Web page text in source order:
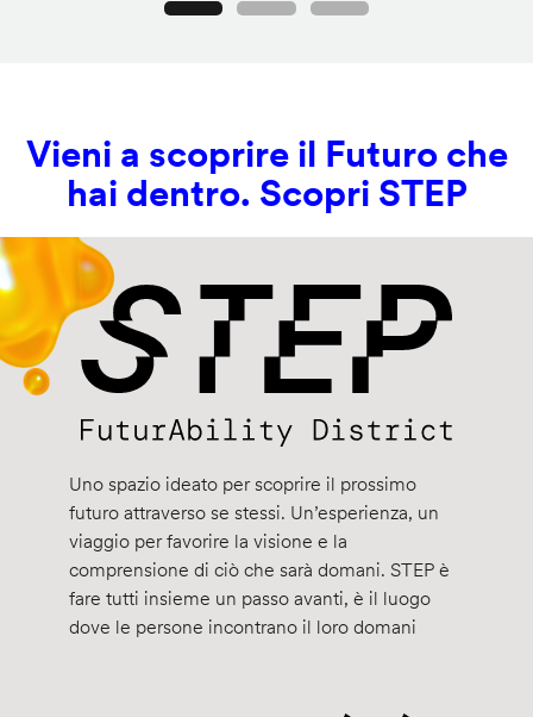
Vieni a scoprire il Futuro che
hai dentro. Scopri STEP
Uno spazio ideato per scoprire il prossimo
futuro attraverso se stessi. Un’esperienza, un
viaggio per favorire la visione e la
comprensione di ciò che sarà domani. STEP è
fare tutti insieme un passo avanti, è il luogo
dove le persone incontrano il loro domani